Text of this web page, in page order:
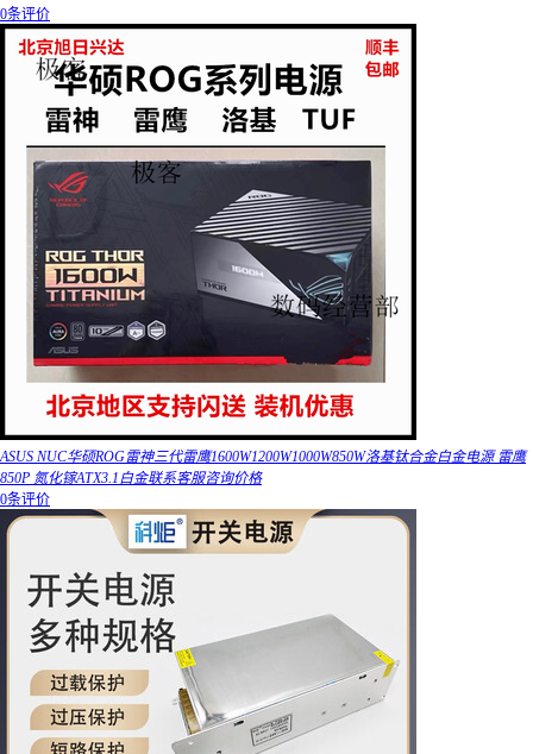
0条评价
ASUS NUC华硕ROG雷神三代雷鹰1600W1200W1000W850W洛基钛合金白金电源 雷鹰
850P 氮化镓ATX3.1白金联系客服咨询价格
0条评价